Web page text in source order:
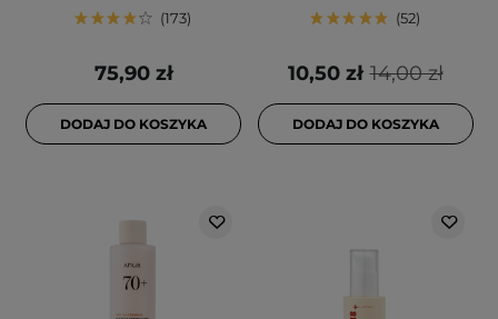
173
75,90 zł
DODAJ DO KOSZYKA
52
14,00 zł
10,50 zł
DODAJ DO KOSZYKA